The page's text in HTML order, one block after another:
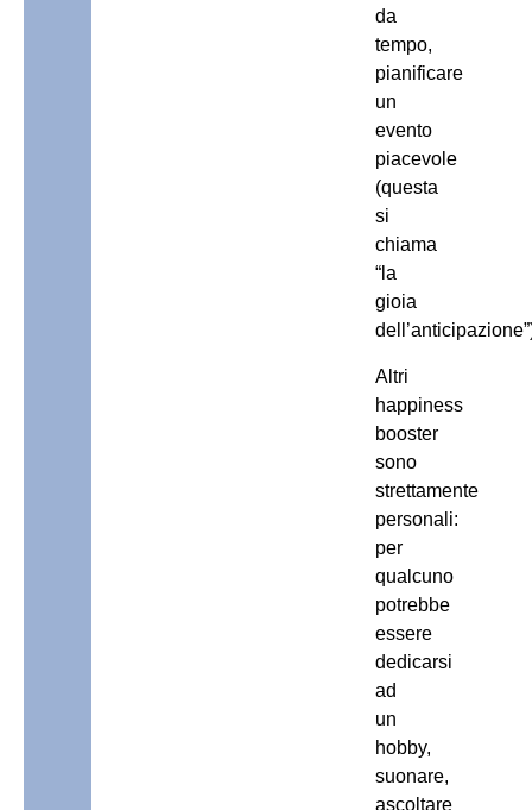
da
tempo,
pianificare
un
evento
piacevole
(questa
si
chiama
“la
gioia
Altri
happiness
booster
sono
strettamente
personali:
per
qualcuno
potrebbe
essere
dedicarsi
ad
un
hobby,
suonare,
ascoltare